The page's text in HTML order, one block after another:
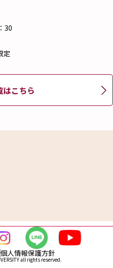
30
定
はこちら
個人情報保護方針
all rights reserved.